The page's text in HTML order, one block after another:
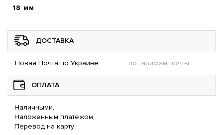
18 мм
ДОСТАВКА
Новая Почта по Украине по тарифам почты
ОПЛАТА
Наличными,
Наложенным платежом,
Перевод на карту